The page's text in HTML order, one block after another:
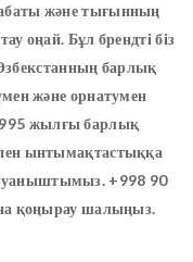
және тығынның
оңай. Бұл брендті біз
барлық
және орнатумен
жылғы барлық
пен ынтымақтастыққа
+998 90
қоңырау шалыңыз.